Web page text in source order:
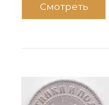
Смотреть